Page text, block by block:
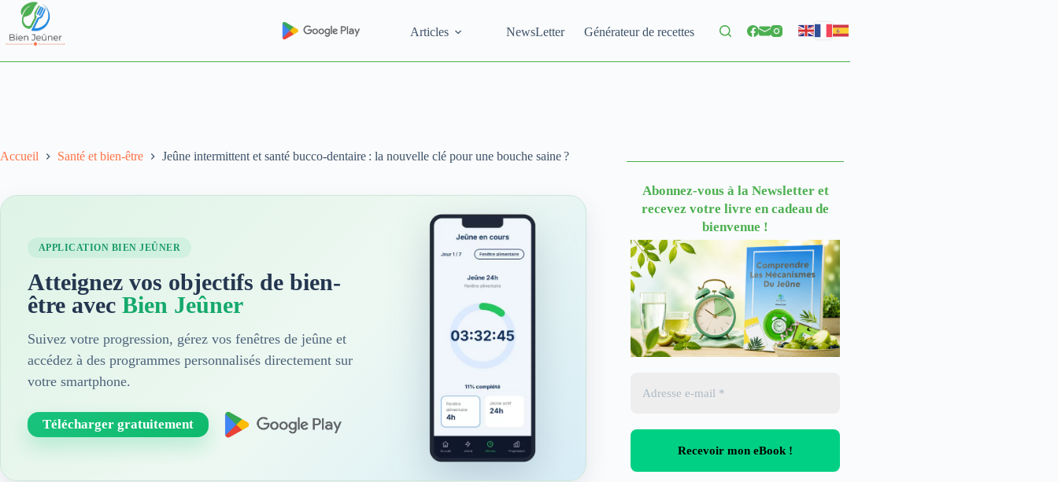
Articles NewsLetter Générateur de recettes
Accueil Santé et bien-être Jeûne intermittent et santé bucco-dentaire : la nouvelle clé pour une bouche saine ?
APPLICATION BIEN JEÛNER
Atteignez vos objectifs de bien-
être avec Bien Jeûner
Suivez votre progression, gérez vos fenêtres de jeûne et
accédez à des programmes personnalisés directement sur
votre smartphone.
Télécharger gratuitement
Abonnez-vous à la Newsletteret
recevez votre livre en cadeau de
bienvenue !